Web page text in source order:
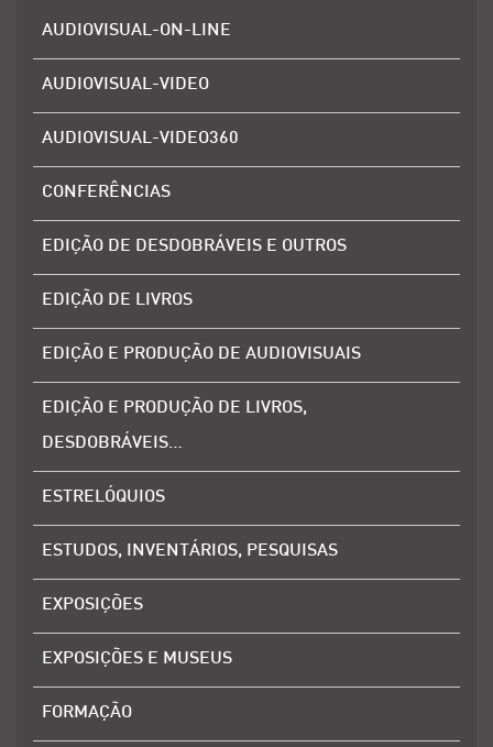
AUDIOVISUAL-ON-LINE
AUDIOVISUAL-VIDEO
AUDIOVISUAL-VIDEO360
CONFERÊNCIAS
EDIÇÃO DE DESDOBRÁVEIS E OUTROS
EDIÇÃO DE LIVROS
EDIÇÃO E PRODUÇÃO DE AUDIOVISUAIS
EDIÇÃO E PRODUÇÃO DE LIVROS,
DESDOBRÁVEIS…
ESTRELÓQUIOS
ESTUDOS, INVENTÁRIOS, PESQUISAS
EXPOSIÇÕES
EXPOSIÇÕES E MUSEUS
FORMAÇÃO